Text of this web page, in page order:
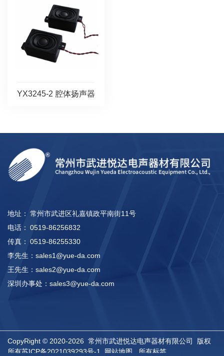
YX3245-2 腔体扬声器
地址： 常州市武进区礼嘉镇政平南街11号
电话： 0519-86256832
传真： 0519-86255330
李先生： sales1@yue-da.com
王先生： sales2@yue-da.com
深圳办事处： sales3@yue-da.com
CopyRight © 2020-2026 常州市武进悦达电声器材有限公司 版权
所有苏ICP备2021039293号-1 网站地图 所有标签